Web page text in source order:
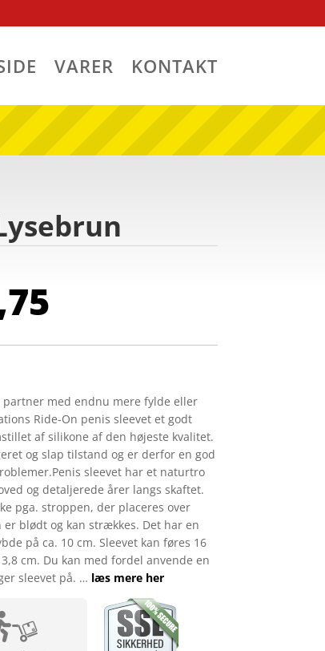
VARER KONTAKT
Den
aktuelle
pris
er:
med endnu mere fylde eller
Ride-On penis sleevet et godt
af silikone af den højeste kvalitet.
og slap tilstand og er derfor en god
sleevet har et naturtro
og detaljerede årer langs skaftet.
pga. stroppen, der placeres over
blødt og kan strækkes. Det har en
på ca. 10 cm. Sleevet kan føres 16
cm. Du kan med fordel anvende en
sleevet på. … læs mere her